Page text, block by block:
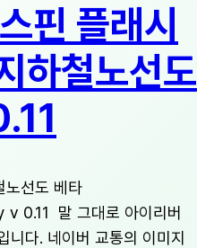
핀 플래시
하철노선도
노선도 베타
0.11 말 그대로 아이리버
니다. 네이버 교통의 이미지